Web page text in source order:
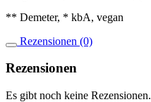
** Demeter, * kbA, vegan
Rezensionen (0)
Rezensionen
Es gibt noch keine Rezensionen.